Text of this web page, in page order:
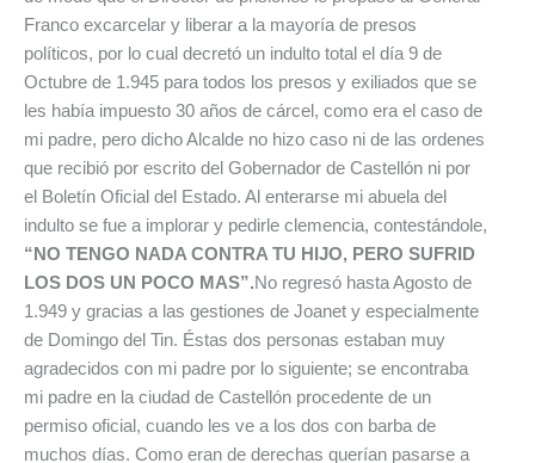
Franco excarcelar y liberar a la mayoría de presos
políticos, por lo cual decretó un indulto total el día 9 de
Octubre de 1.945 para todos los presos y exiliados que se
les había impuesto 30 años de cárcel, como era el caso de
mi padre, pero dicho Alcalde no hizo caso ni de las ordenes
que recibió por escrito del Gobernador de Castellón ni por
el Boletín Oficial del Estado. Al enterarse mi abuela del
indulto se fue a implorar y pedirle clemencia, contestándole,
“NO TENGO NADA CONTRA TU HIJO, PERO SUFRID
LOS DOS UN POCO MAS”.No regresó hasta Agosto de
1.949 y gracias a las gestiones de Joanet y especialmente
de Domingo del Tin. Éstas dos personas estaban muy
agradecidos con mi padre por lo siguiente; se encontraba
mi padre en la ciudad de Castellón procedente de un
permiso oficial, cuando les ve a los dos con barba de
muchos días. Como eran de derechas querían pasarse a